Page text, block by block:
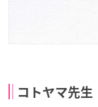
コトヤマ先生